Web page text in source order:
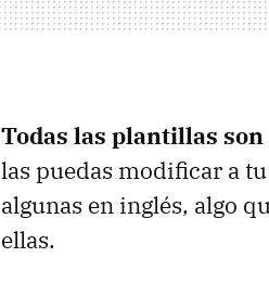
Todas las plantillas
las puedas modificar a
algunas en inglés, algo
ellas.